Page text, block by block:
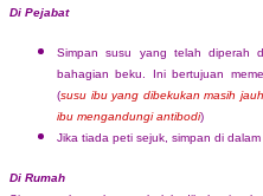
Di Pejabat
Simpan susu yang telah diperah
bahagian beku. Ini bertujuan
(susu ibu yang dibekukan masih
ibu mengandungi antibodi)
Jika tiada peti sejuk, simpan di
Di Rumah